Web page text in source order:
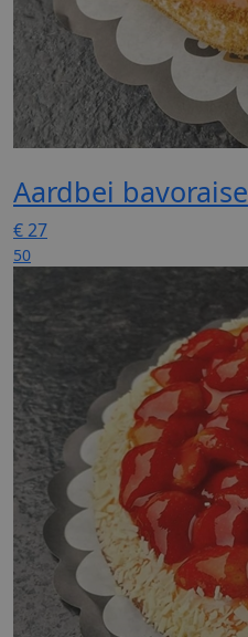
Aardbei bavoraise
€27
50